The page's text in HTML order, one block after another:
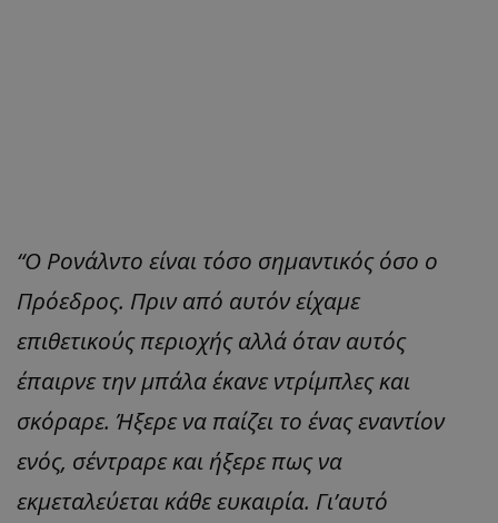
“Ο Ρονάλντο είναι τόσο σημαντικός όσο ο
Πρόεδρος. Πριν από αυτόν είχαμε
επιθετικούς περιοχής αλλά όταν αυτός
έπαιρνε την μπάλα έκανε ντρίμπλες και
σκόραρε. Ήξερε να παίζει το ένας εναντίον
ενός, σέντραρε και ήξερε πως να
εκμεταλεύεται κάθε ευκαιρία. Γι’αυτό